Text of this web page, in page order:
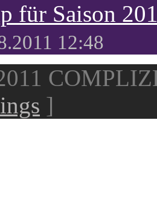
für Saison
12:48
]